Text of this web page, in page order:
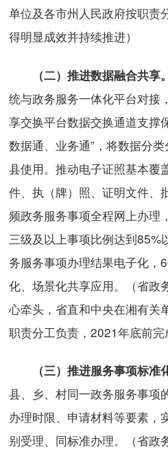
单位及各市州人民政府按职责
得明显成效并持续推进）
（二）推进数据融合共享。
统与政务服务一体化平台对接
享交换平台数据交换通道支撑
数据通、业务通”，将数据分
县使用。推动电子证照基本覆
件、执（牌）照、证明文件、
频政务服务事项全程网上办理
三级及以上事项比例达到85%
务服务事项办理结果电子化，
化、场景化共享应用。（省政
心牵头，省直和中央在湘有关
职责分工负责，2021年底前完
（三）推进服务事项标准
县、乡、村同一政务服务事项
办理时限、申请材料等要素，
别受理、同标准办理。（省政